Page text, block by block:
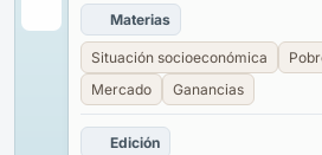
Materias
Situación socioeconómica
Mercado
Ganancias
Edición